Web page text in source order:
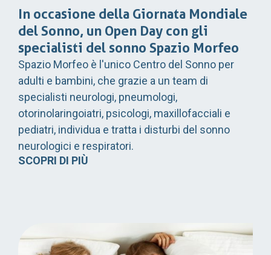
In occasione della Giornata Mondiale
del Sonno, un Open Day con gli
specialisti del sonno Spazio Morfeo
Spazio Morfeo è l'unico Centro del Sonno per
adulti e bambini, che grazie a un team di
specialisti neurologi, pneumologi,
otorinolaringoiatri, psicologi, maxillofacciali e
pediatri, individua e tratta i disturbi del sonno
neurologici e respiratori.
SCOPRI DI PIÙ